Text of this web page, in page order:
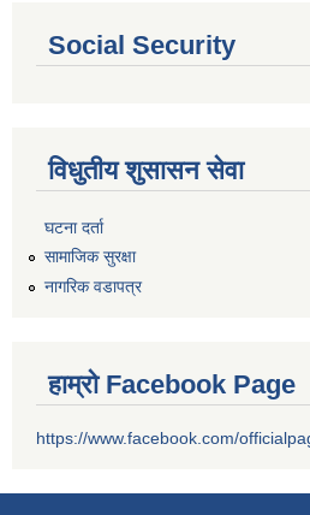
Social Security
विधुतीय शुसासन सेवा
घटना दर्ता
सामाजिक सुरक्षा
नागरिक वडापत्र
हाम्रो Facebook Page
https://www.facebook.com/